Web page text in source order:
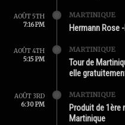
AOÛT 5TH
7:16 PM
MARTINIQUE
Hermann Rose
AOÛT 4TH
5:15 PM
MARTINIQUE
Tour de
elle
AOÛT 3RD
6:30 PM
MARTINIQUE
Produit de
Martinique